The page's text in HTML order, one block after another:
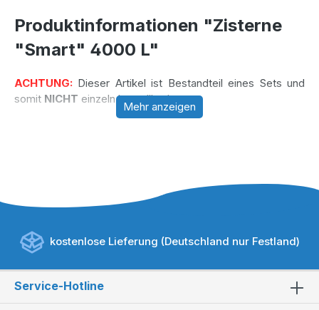
Produktinformationen "Zisterne
"Smart" 4000 L"
ACHTUNG: Dieser Artikel ist Bestandteil eines Sets und
somit NICHT einzeln bestellbar!
Mehr anzeigen
kostenlose Lieferung (Deutschland nur Festland)
Service-Hotline